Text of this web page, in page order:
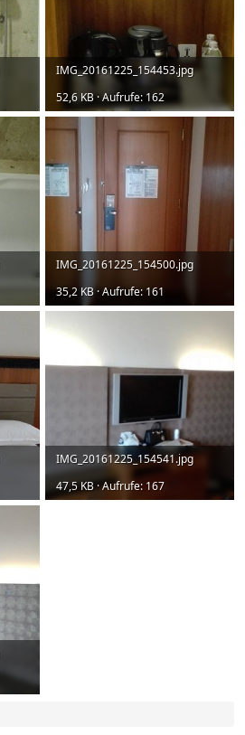
IMG_20161225_154453.jpg
52,6 KB · Aufrufe: 162
IMG_20161225_154500.jpg
35,2 KB · Aufrufe: 161
IMG_20161225_154541.jpg
47,5 KB · Aufrufe: 167